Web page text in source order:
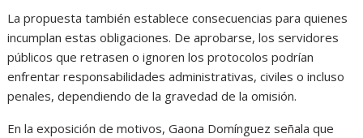
La propuesta también establece consecuencias para quienes
incumplan estas obligaciones. De aprobarse, los servidores
públicos que retrasen o ignoren los protocolos podrían
enfrentar responsabilidades administrativas, civiles o incluso
penales, dependiendo de la gravedad de la omisión.
En la exposición de motivos, Gaona Domínguez señala que